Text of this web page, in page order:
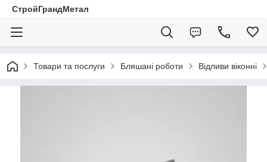
СтройГрандМетал
Товари та послуги Бляшані роботи Відливи віконні